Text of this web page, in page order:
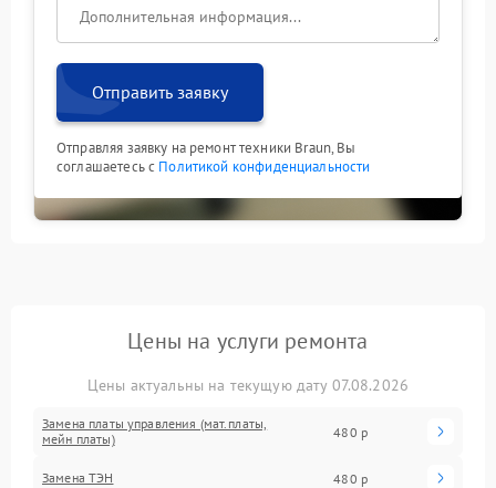
Отправить заявку
Отправляя заявку на ремонт техники Braun, Вы
соглашаетесь с Политикой конфиденциальности
Цены на услуги ремонта
Цены актуальны на текущую дату 07.08.2026
Замена платы управления (мат.платы,
мейн платы)
480 р
Замена ТЭН 480 р